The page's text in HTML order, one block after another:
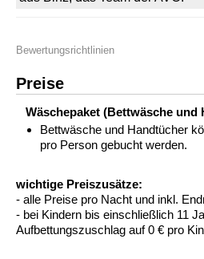
Bewertungsrichtlinien
Preise
Wäschepaket (Bettwäsche und
Bettwäsche und Handtücher
pro Person gebucht werden.
wichtige Preiszusätze:
- alle Preise pro Nacht und inkl.
- bei Kindern bis einschließlich 11
Aufbettungszuschlag auf 0 € pro